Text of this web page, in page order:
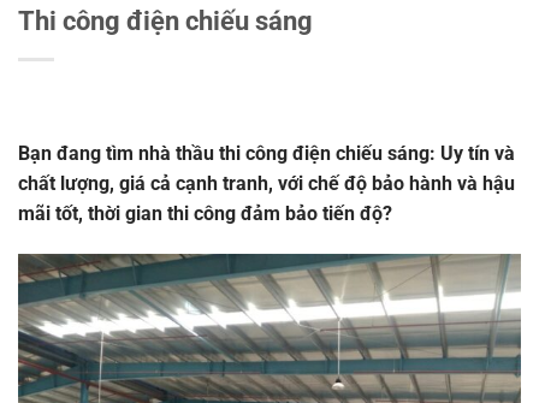
Thi công điện chiếu sáng
Bạn đang tìm nhà thầu thi công điện chiếu sáng: Uy tín và
chất lượng, giá cả cạnh tranh, với chế độ bảo hành và hậu
mãi tốt, thời gian thi công đảm bảo tiến độ?